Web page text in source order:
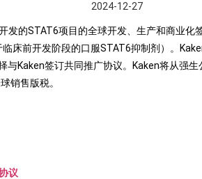
2024-12-27
发的STAT6项目的全球开发、生产和商业
床前开发阶段的口服STAT6抑制剂）。
Kaken签订共同推广协议。Kaken将从强
销售版税。
议